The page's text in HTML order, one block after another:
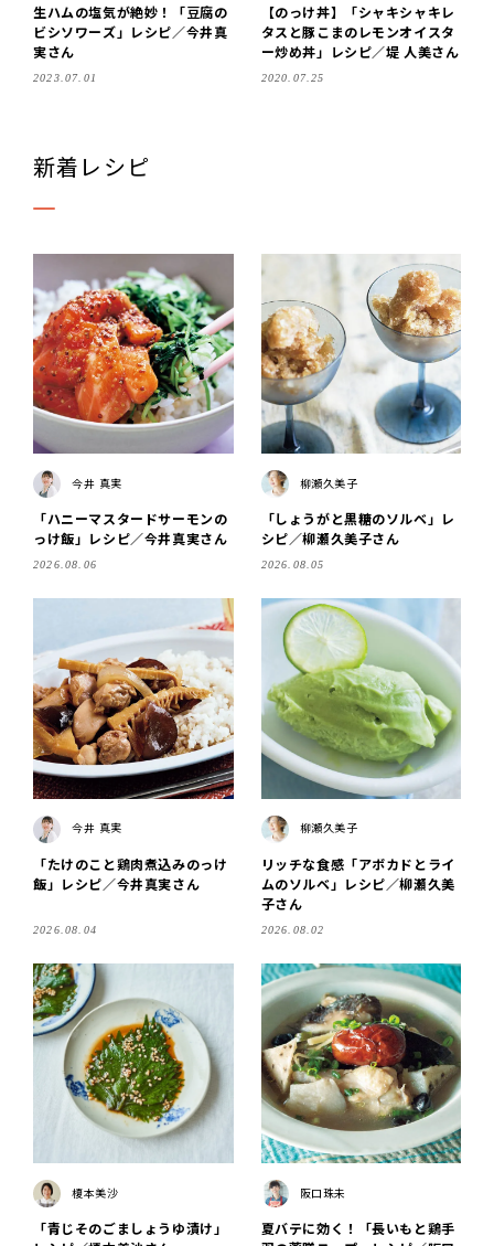
生ハムの塩気が絶妙！「豆腐の
ビシソワーズ」レシピ／今井真
実さん
2023.07.01
【のっけ丼】「シャキシャキレ
タスと豚こまのレモンオイスタ
ー炒め丼」レシピ／堤 人美さん
2020.07.25
新着レシピ
今井 真実
「ハニーマスタードサーモンの
っけ飯」レシピ／今井真実さん
2026.08.06
柳瀬久美子
「しょうがと黒糖のソルベ」レ
シピ／柳瀬久美子さん
2026.08.05
今井 真実
「たけのこと鶏肉煮込みのっけ
飯」レシピ／今井真実さん
2026.08.04
柳瀬久美子
リッチな食感「アボカドとライ
ムのソルベ」レシピ／柳瀬久美
子さん
2026.08.02
榎本美沙
「青じそのごましょうゆ漬け」
阪口珠未
夏バテに効く！「長いもと鶏手